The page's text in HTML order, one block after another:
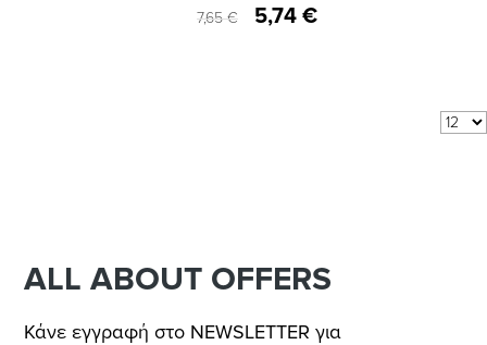
7,65 € 5,74 €
ALL ABOUT OFFERS
Κάνε εγγραφή στο NEWSLETTER για